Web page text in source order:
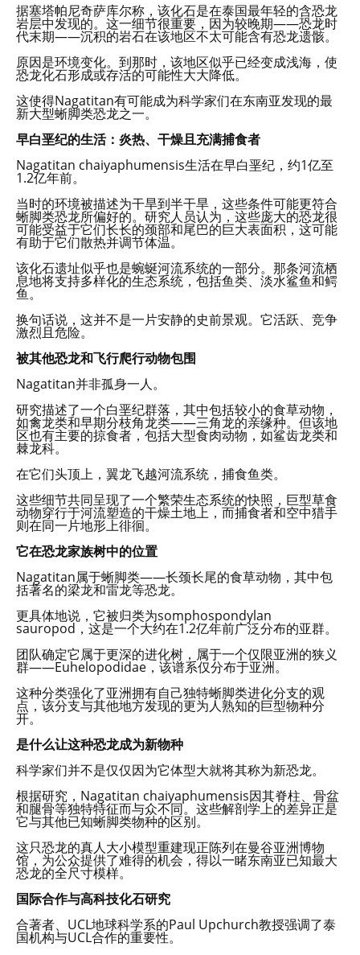
据塞塔帕尼奇萨库尔称，该化石是在泰国最年轻的含恐龙
岩层中发现的。这一细节很重要，因为较晚期——恐龙时
代末期——沉积的岩石在该地区不太可能含有恐龙遗骸。
原因是环境变化。到那时，该地区似乎已经变成浅海，使
恐龙化石形成或存活的可能性大大降低。
这使得Nagatitan有可能成为科学家们在东南亚发现的最
新大型蜥脚类恐龙之一。
早白垩纪的生活：炎热、干燥且充满捕食者
Nagatitan chaiyaphumensis生活在早白垩纪，约1亿至
1.2亿年前。
当时的环境被描述为干旱到半干旱，这些条件可能更符合
蜥脚类恐龙所偏好的。研究人员认为，这些庞大的恐龙很
可能受益于它们长长的颈部和尾巴的巨大表面积，这可能
有助于它们散热并调节体温。
该化石遗址似乎也是蜿蜒河流系统的一部分。那条河流栖
息地将支持多样化的生态系统，包括鱼类、淡水鲨鱼和鳄
鱼。
换句话说，这并不是一片安静的史前景观。它活跃、竞争
激烈且危险。
被其他恐龙和飞行爬行动物包围
Nagatitan并非孤身一人。
研究描述了一个白垩纪群落，其中包括较小的食草动物，
如禽龙类和早期分枝角龙类——三角龙的亲缘种。但该地
区也有主要的掠食者，包括大型食肉动物，如鲨齿龙类和
棘龙科。
在它们头顶上，翼龙飞越河流系统，捕食鱼类。
这些细节共同呈现了一个繁荣生态系统的快照，巨型草食
动物穿行于河流塑造的干燥土地上，而捕食者和空中猎手
则在同一片地形上徘徊。
它在恐龙家族树中的位置
Nagatitan属于蜥脚类——长颈长尾的食草动物，其中包
括著名的梁龙和雷龙等恐龙。
更具体地说，它被归类为somphospondylan
sauropod，这是一个大约在1.2亿年前广泛分布的亚群。
团队确定它属于更深的进化树，属于一个仅限亚洲的狭义
群——Euhelopodidae，该谱系仅分布于亚洲。
这种分类强化了亚洲拥有自己独特蜥脚类进化分支的观
点，该分支与其他地方发现的更为人熟知的巨型物种分
开。
是什么让这种恐龙成为新物种
科学家们并不是仅仅因为它体型大就将其称为新恐龙。
根据研究，Nagatitan chaiyaphumensis因其脊柱、骨盆
和腿骨等独特特征而与众不同。这些解剖学上的差异正是
它与其他已知蜥脚类物种的区别。
这只恐龙的真人大小模型重建现正陈列在曼谷亚洲博物
馆，为公众提供了难得的机会，得以一睹东南亚已知最大
恐龙的全尺寸模样。
国际合作与高科技化石研究
合著者、UCL地球科学系的Paul Upchurch教授强调了泰
国机构与UCL合作的重要性。